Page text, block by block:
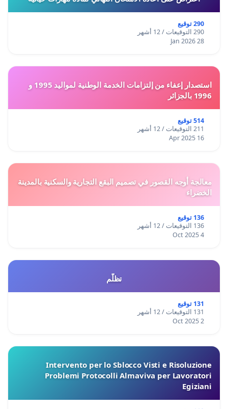
290 توقيع
290 التوقيعات / 12 أشهر
28 Jan 2026
استصدار إعفاء من إلتزامات الخدمة الوطنية لمواليد 1995 و
1996 بالجزائر
514 توقيع
211 التوقيعات / 12 أشهر
16 Apr 2025
معالجة أوجه القصور في تصميم البقع التجارية والسكنية بالمدينة
الخضراء
136 توقيع
136 التوقيعات / 12 أشهر
4 Oct 2025
تظلّم
131 توقيع
131 التوقيعات / 12 أشهر
2 Oct 2025
Intervento per lo Sblocco Visti e Risoluzione
Problemi Protocolli Almaviva per Lavoratori
Egiziani